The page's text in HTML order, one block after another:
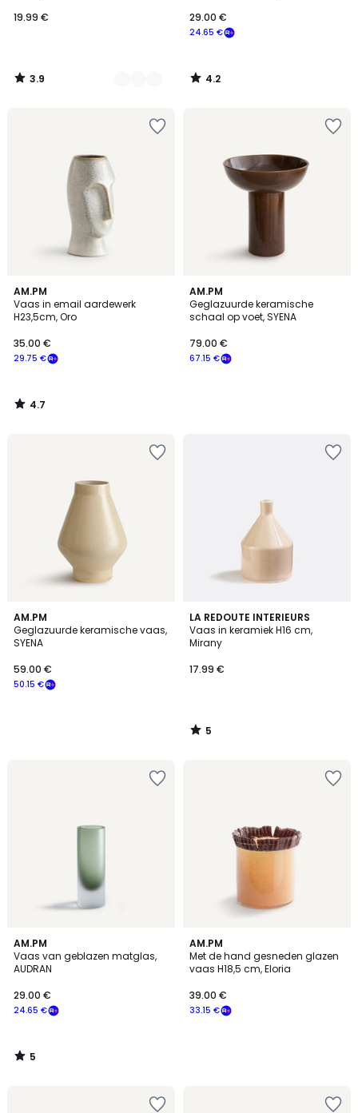
19.99 €
3.9
/
24.65 €
29.00 €
4.2
/
AM.PM
Vaas in email aardewerk
H23,5cm, Oro
29.75 €
35.00 €
4.7
/ 5
4.7
/
AM.PM
Geglazuurde keramische
schaal op voet, SYENA
67.15 €
79.00 €
AM.PM
Geglazuurde keramische vaas,
SYENA
50.15 €
59.00 €
LA REDOUTE INTERIEURS
Vaas in keramiek H16 cm,
Mirany
17.99 €
5
/
5
5
/
AM.PM
Vaas van geblazen matglas,
AUDRAN
24.65 €
29.00 €
5
/
5
5
/
AM.PM
Met de hand gesneden glazen
vaas H18,5 cm, Eloria
33.15 €
39.00 €